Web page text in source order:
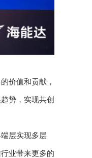
价值和贡献，
势，实现共创
层实现多层
业带来更多的